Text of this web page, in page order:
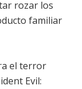
rozar los
familiar
el terror
Evil: